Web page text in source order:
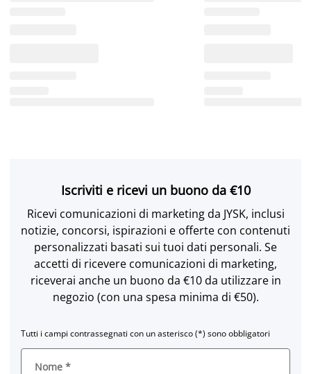
Iscriviti e ricevi un buono da €10
Ricevi comunicazioni di marketing da JYSK, inclusi
notizie, concorsi, ispirazioni e offerte con contenuti
personalizzati basati sui tuoi dati personali. Se
accetti di ricevere comunicazioni di marketing,
riceverai anche un buono da €10 da utilizzare in
negozio (con una spesa minima di €50).
Tutti i campi contrassegnati con un asterisco (*) sono obbligatori
Nome *